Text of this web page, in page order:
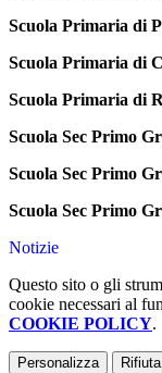
Scuola Primaria di
Scuola Primaria di
Scuola Primaria di
Scuola Sec Primo
Scuola Sec Primo
Scuola Sec Primo
Notizie
Questo sito o gli
cookie necessari al
COOKIE POLICY.
Personalizza